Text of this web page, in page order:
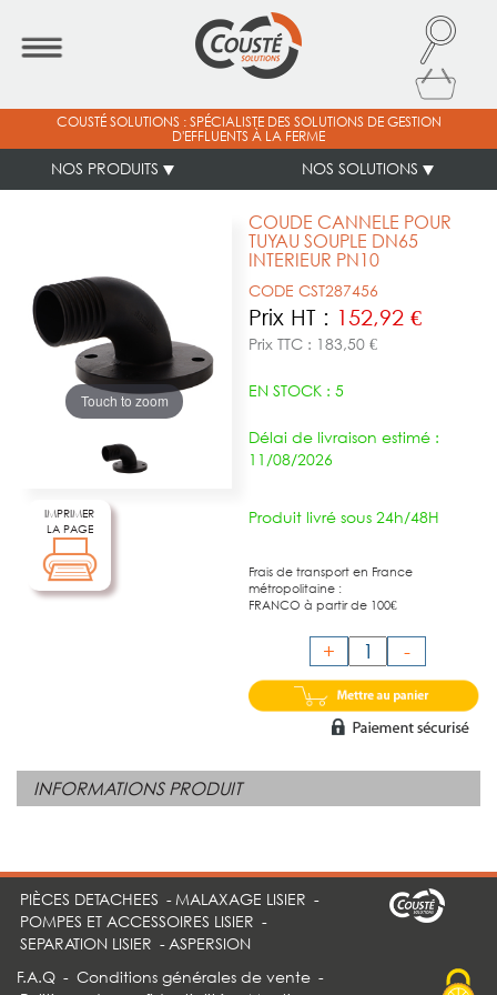
COUSTÉ SOLUTIONS : SPÉCIALISTE DES SOLUTIONS DE GESTION
D'EFFLUENTS À LA FERME
NOS PRODUITS NOS SOLUTIONS
Touch to zoom
COUDE CANNELE POUR
TUYAU SOUPLE DN65
INTERIEUR PN10
CODE CST287456
Prix HT : 152,92 €
Prix TTC : 183,50 €
EN STOCK : 5
Délai de livraison estimé :
11/08/2026
Produit livré sous 24h/48H
Frais de transport en France
métropolitaine :
FRANCO à partir de 100€
+ -
IMPRIMER
LA PAGE
INFORMATIONS PRODUIT
PIÈCES DETACHEES - MALAXAGE LISIER -
POMPES ET ACCESSOIRES LISIER -
SEPARATION LISIER - ASPERSION
F.A.Q - Conditions générales de vente -